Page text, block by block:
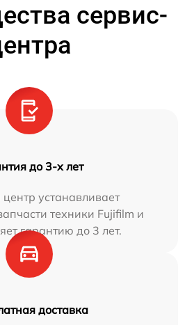
сервис-
до 3-х лет
устанавливает
техники Fujifilm и
гарантию до 3 лет.
доставка